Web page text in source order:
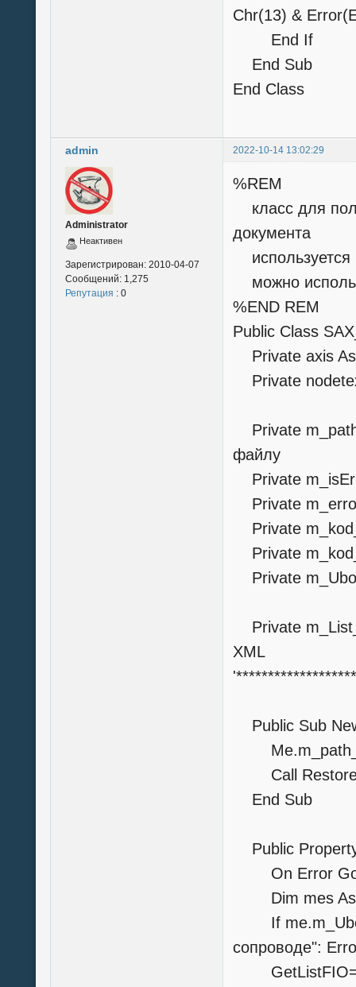
Chr(13) &
End If
End Sub
End Class
admin 2022-10-14 13:02:29
Administrator
Неактивен
Зарегистрирован: 2010-04-07
Сообщений: 1,275
Репутация : 0
%REM
класс для
документа
используется
можно
%END REM
Public Class
Private axis As
Private
Private
файлу
Private
Private
Private
Private
Private
Private
XML
Public Sub
Call
End Sub
Public
On Error
Dim mes As
If
сопроводе":